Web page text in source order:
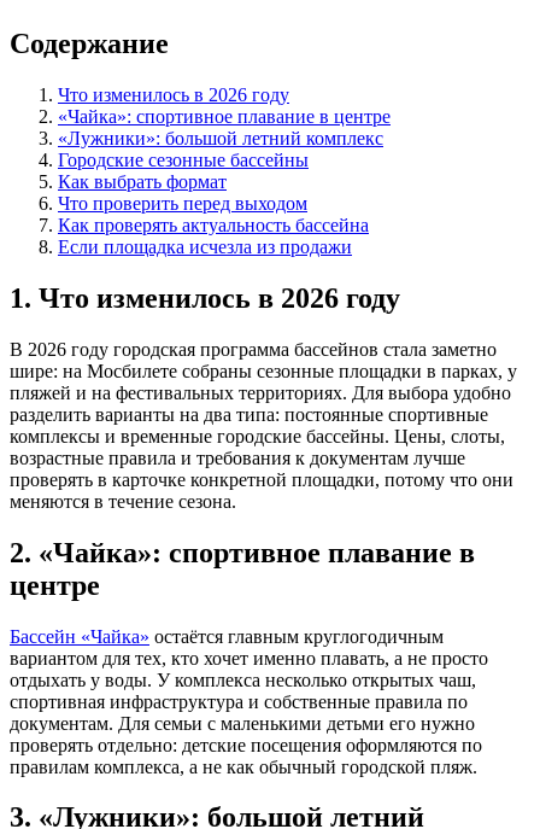
Содержание
Что изменилось в 2026 году
«Чайка»: спортивное плавание в центре
«Лужники»: большой летний комплекс
Городские сезонные бассейны
Как выбрать формат
Что проверить перед выходом
Как проверять актуальность бассейна
Если площадка исчезла из продажи
1. Что изменилось в 2026 году
В 2026 году городская программа бассейнов стала заметно
шире: на Мосбилете собраны сезонные площадки в парках, у
пляжей и на фестивальных территориях. Для выбора удобно
разделить варианты на два типа: постоянные спортивные
комплексы и временные городские бассейны. Цены, слоты,
возрастные правила и требования к документам лучше
проверять в карточке конкретной площадки, потому что они
меняются в течение сезона.
2. «Чайка»: спортивное плавание в
центре
Бассейн «Чайка» остаётся главным круглогодичным
вариантом для тех, кто хочет именно плавать, а не просто
отдыхать у воды. У комплекса несколько открытых чаш,
спортивная инфраструктура и собственные правила по
документам. Для семьи с маленькими детьми его нужно
проверять отдельно: детские посещения оформляются по
правилам комплекса, а не как обычный городской пляж.
3. «Лужники»: большой летний